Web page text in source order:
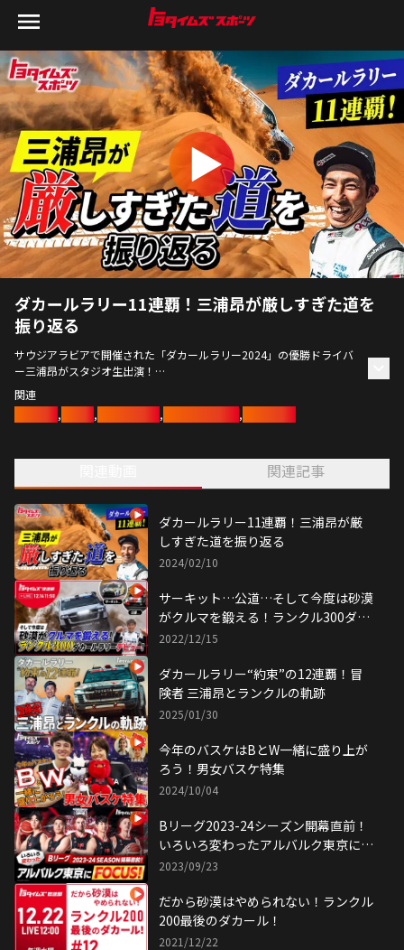
ダカールラリー11連覇！三浦昂が厳しすぎた道を
振り返る
サウジアラビアで開催された「ダカールラリー2024」の優勝ドライバ
ー三浦昂がスタジオ生出演！
毎年過酷と言われる中でも「過去一番厳しかった」という8000キロの
道のりを振り返ります。
関連
, , , ,
関連記事
ダカールラリー11連覇！三浦昂が厳
しすぎた道を振り返る
2024/02/10
サーキット…公道…そして今度は砂漠
がクルマを鍛える！ランクル300ダカ
ールラリーデビュー！
2022/12/15
ダカールラリー“約束”の12連覇！冒
険者 三浦昂とランクルの軌跡
2025/01/30
今年のバスケはBとW一緒に盛り上が
ろう！男女バスケ特集
2024/10/04
Bリーグ2023-24シーズン開幕直前！
いろいろ変わったアルバルク東京に
FOCUS！
2023/09/23
だから砂漠はやめられない！ランクル
200最後のダカール！
2021/12/22